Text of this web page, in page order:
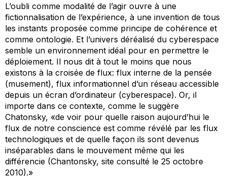
L’oubli comme modalité de l’agir ouvre à une
fictionnalisation de l’expérience, à une invention de tous
les instants proposée comme principe de cohérence et
comme ontologie. Et l’univers déréalisé du cyberespace
semble un environnement idéal pour en permettre le
déploiement. Il nous dit à tout le moins que nous
existons à la croisée de flux: flux interne de la pensée
(musement), flux informationnel d’un réseau accessible
depuis un écran d’ordinateur (cyberespace). Or, il
importe dans ce contexte, comme le suggère
Chatonsky, «de voir pour quelle raison aujourd’hui le
flux de notre conscience est comme révélé par les flux
technologiques et de quelle façon ils sont devenus
inséparables dans le mouvement même qui les
différencie (Chantonsky, site consulté le 25 octobre
2010).»